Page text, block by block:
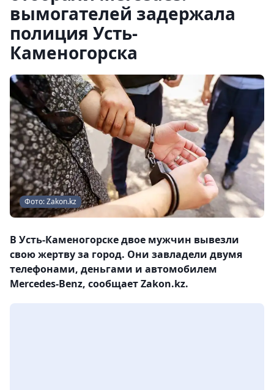
вымогателей задержала
полиция Усть-
Каменогорска
Фото: Zakon.kz
В Усть-Каменогорске двое мужчин вывезли
свою жертву за город. Они завладели двумя
телефонами, деньгами и автомобилем
Mеrcedes-Benz, сообщает Zakon.kz.